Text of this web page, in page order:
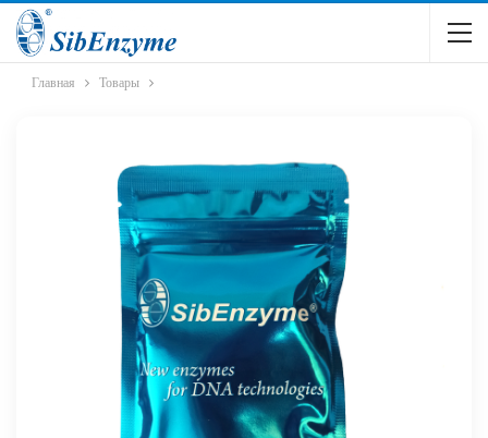
Главная Товары